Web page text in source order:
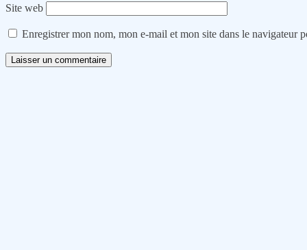
Site web
Enregistrer mon nom, mon e-mail et mon site dans le navigateur